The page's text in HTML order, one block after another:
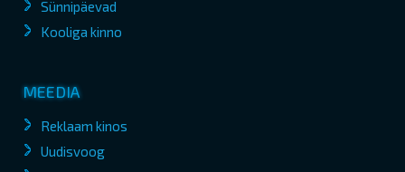
Sünnipäevad
Kooliga kinno
MEEDIA
Reklaam kinos
Uudisvoog